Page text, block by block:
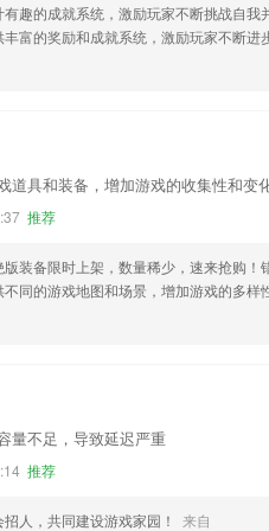
有趣的成就系统，激励玩家不断挑战自我
丰富的奖励和成就系统，激励玩家不断进
道具和装备，增加游戏的收集性和变
推荐
版装备限时上架，数量稀少，速来抢购！
不同的游戏地图和场景，增加游戏的多
量不足，导致延迟严重
推荐
招人，共同建设游戏家园！
来自